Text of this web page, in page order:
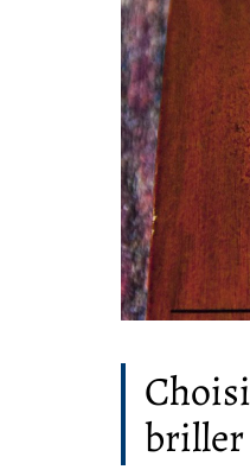
briller